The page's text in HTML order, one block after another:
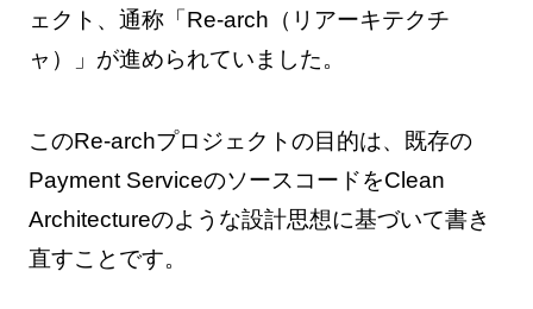
ェクト、通称「Re-arch（リアーキテクチ
ャ）」が進められていました。
このRe-archプロジェクトの目的は、既存の
Payment ServiceのソースコードをClean
Architectureのような設計思想に基づいて書き
直すことです。